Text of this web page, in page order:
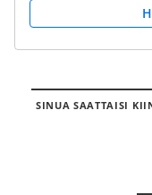
SINUA SAATTAISI